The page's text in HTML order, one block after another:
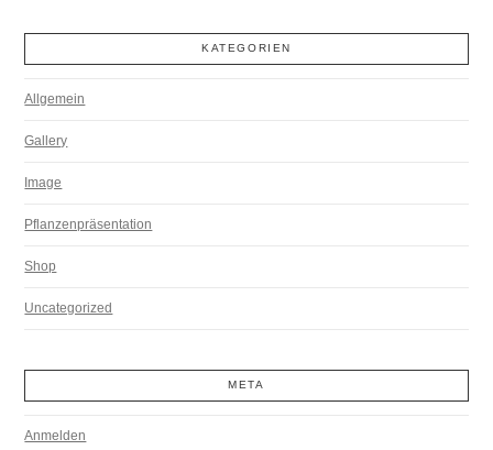
KATEGORIEN
Allgemein
Gallery
Image
Pflanzenpräsentation
Shop
Uncategorized
META
Anmelden